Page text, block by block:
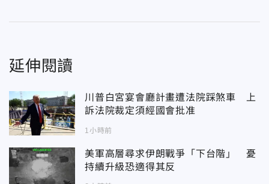
延伸閱讀
川普白宮宴會廳計畫遭法院踩煞車 上
訴法院裁定須經國會批准
1小時前
美軍高層尋求伊朗戰爭「下台階」 憂
持續升級恐適得其反